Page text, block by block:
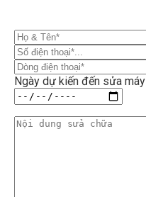
Ngày dự kiến đến sửa máy